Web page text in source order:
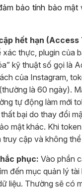
bảo tính bảo mật
hết hạn (Access
xác thực, plugin của
kỹ thuật số gọi là
của Instagram,
là 60 ngày).
tự động làm mới
bại do thay đổi
mật khác. Khi
truy cập và không
phục: Vào phần
đến mục quản lý
liệu. Thường sẽ có